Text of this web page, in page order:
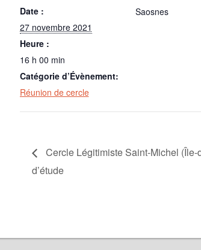
Date :
27 novembre 2021
Heure :
16 h 00 min
Catégorie d’Évènement:
Réunion de cercle
Saosnes
Cercle Légitimiste Saint-Michel (Île-
d’étude